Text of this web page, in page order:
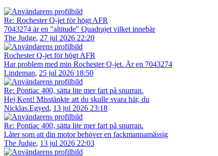
Re: Rochester Q-jet för högt AFR
7043274 är en "altitude" Quadrajet vilket innebär
The Judge, 27 jul 2026 22:20
Rochester Q-jet för högt AFR
Har problem med min Rochester Q-jet. Är en 7043274
Lindeman, 25 jul 2026 18:50
Re: Pontiac 400, sätta lite mer fart på snurran.
Hej Kent! Misstänkte att du skulle svara här, du
Nicklas.Egyed, 13 jul 2026 23:18
Re: Pontiac 400, sätta lite mer fart på snurran.
Låter som att din motor behöver en fackmannamässig
The Judge, 13 jul 2026 22:03